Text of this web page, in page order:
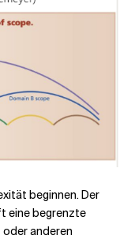
beginnen. Der
eine begrenzte
anderen